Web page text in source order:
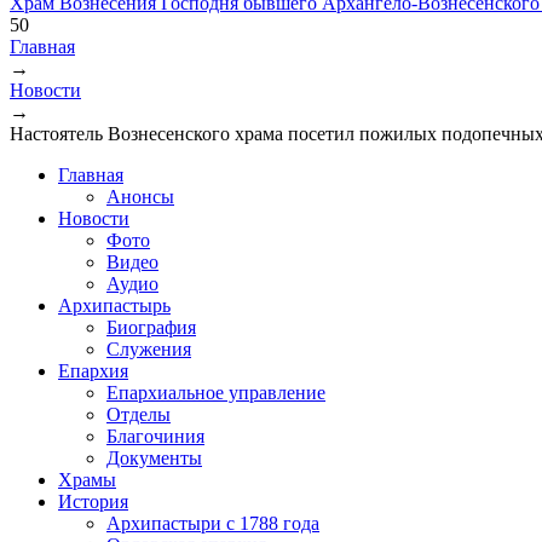
50
Вы здесь
Главная
→
Новости
→
Настоятель Вознесенского храма посетил пожилых
Главная
Анонсы
Новости
Фото
Видео
Аудио
Архипастырь
Биография
Служения
Епархия
Епархиальное управление
Отделы
Благочиния
Документы
Храмы
История
Архипастыри с 1788 года